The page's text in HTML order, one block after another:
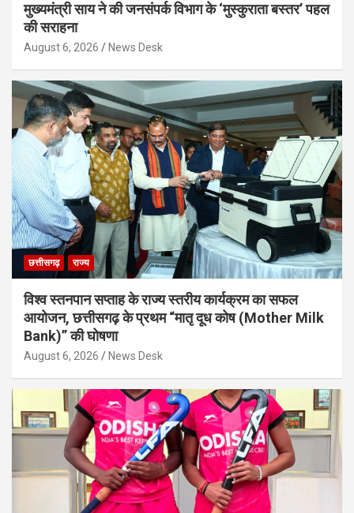
मुख्यमंत्री साय ने की जनसंपर्क विभाग के ‘मुस्कुराता बस्तर’ पहल
की सराहना
August 6, 2026 News Desk
छत्तीसगढ़ राज्य
विश्व स्तनपान सप्ताह के राज्य स्तरीय कार्यक्रम का सफल
आयोजन, छत्तीसगढ़ के प्रथम “मातृ दूध कोष (Mother Milk
Bank)” की घोषणा
August 6, 2026 News Desk